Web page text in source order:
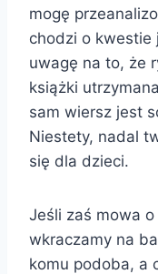
mogę
chodzi o
uwagę na to, że
książki
sam wiersz jest
Niestety, nadal
się dla dzieci.
Jeśli zaś mowa
wkraczamy na
komu podoba, a